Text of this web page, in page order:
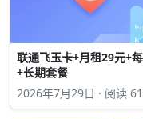
联通飞玉卡+月租29元+
+长期套餐
2026年7月29日 · 阅读